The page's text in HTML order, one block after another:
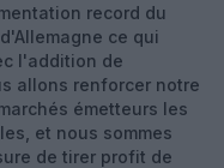
record du
ce qui
l'addition de
allons renforcer notre
émetteurs les
et nous sommes
de tirer profit de